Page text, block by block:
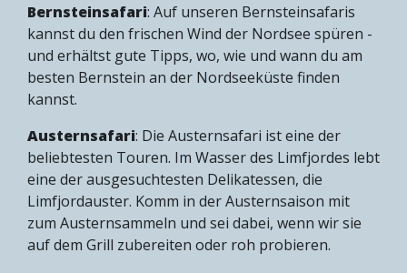
Bernsteinsafari: Auf unseren Bernsteinsafaris
kannst du den frischen Wind der Nordsee spüren -
und erhältst gute Tipps, wo, wie und wann du am
besten Bernstein an der Nordseeküste finden
kannst.
Austernsafari: Die Austernsafari ist eine der
beliebtesten Touren. Im Wasser des Limfjordes lebt
eine der ausgesuchtesten Delikatessen, die
Limfjordauster. Komm in der Austernsaison mit
zum Austernsammeln und sei dabei, wenn wir sie
auf dem Grill zubereiten oder roh probieren.